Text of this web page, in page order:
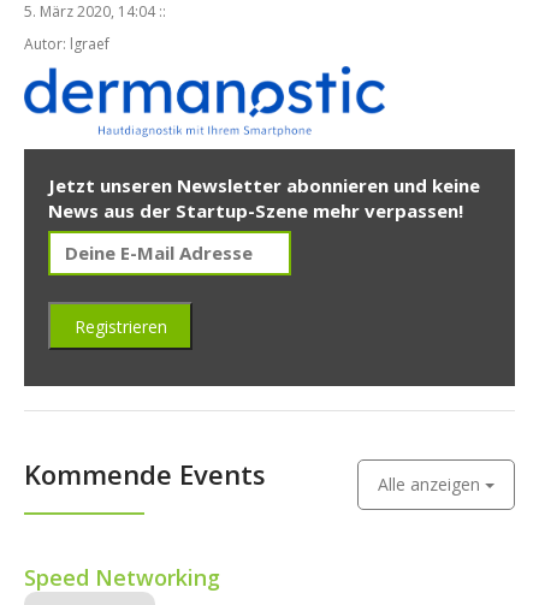
5. März 2020, 14:04 ::
Autor: lgraef
Jetzt unseren Newsletter abonnieren und keine
News aus der Startup-Szene mehr verpassen!
Kommende Events Alle anzeigen
Speed Networking